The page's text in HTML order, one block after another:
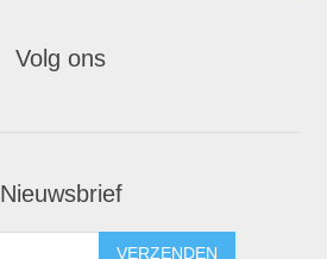
Volg ons
Nieuwsbrief
VERZENDEN